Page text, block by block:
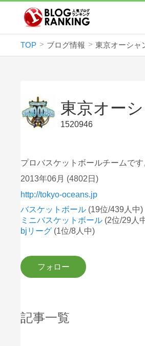
TOP ブログ情報 東京オーシャ
東京オー
1520946
プロバスケットボールチームで
2013年06月 (4802日)
http://tokyo-oceans.jp
バスケットボール (19位/439人中)
ミニバスケットボール (2位/29人
bjリーグ (1位/8人中)
記事一覧